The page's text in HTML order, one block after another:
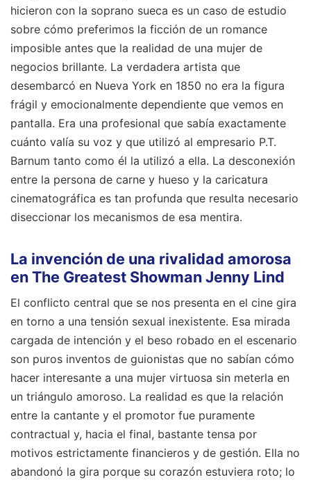
hicieron con la soprano sueca es un caso de estudio
sobre cómo preferimos la ficción de un romance
imposible antes que la realidad de una mujer de
negocios brillante. La verdadera artista que
desembarcó en Nueva York en 1850 no era la figura
frágil y emocionalmente dependiente que vemos en
pantalla. Era una profesional que sabía exactamente
cuánto valía su voz y que utilizó al empresario P.T.
Barnum tanto como él la utilizó a ella. La desconexión
entre la persona de carne y hueso y la caricatura
cinematográfica es tan profunda que resulta necesario
diseccionar los mecanismos de esa mentira.
La invención de una rivalidad amorosa
en The Greatest Showman Jenny Lind
El conflicto central que se nos presenta en el cine gira
en torno a una tensión sexual inexistente. Esa mirada
cargada de intención y el beso robado en el escenario
son puros inventos de guionistas que no sabían cómo
hacer interesante a una mujer virtuosa sin meterla en
un triángulo amoroso. La realidad es que la relación
entre la cantante y el promotor fue puramente
contractual y, hacia el final, bastante tensa por
motivos estrictamente financieros y de gestión. Ella no
abandonó la gira porque su corazón estuviera roto; lo